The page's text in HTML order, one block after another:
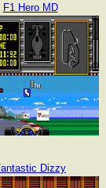
F1 Hero MD
Dizzy